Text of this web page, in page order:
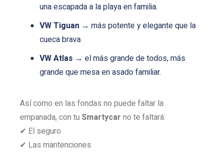
una escapada a la playa en familia.
VW Tiguan → más potente y elegante que la
cueca brava
VW Atlas → el más grande de todos, más
grande que mesa en asado familiar.
Así como en las fondas no puede faltar la
empanada, con tu Smartycar no te faltará:
✔ El seguro
✔ Las mantenciones